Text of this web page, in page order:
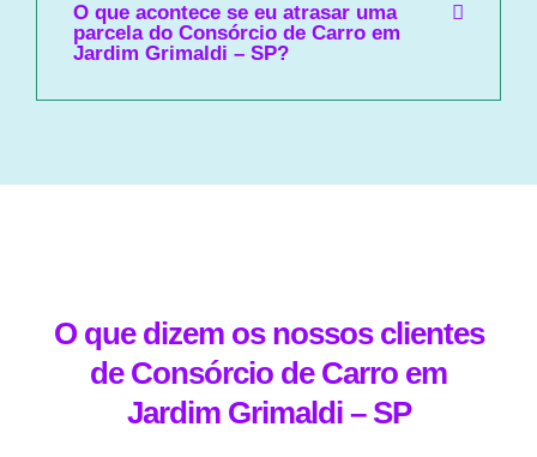
O que acontece se eu atrasar uma
parcela do Consórcio de Carro em
Jardim Grimaldi – SP?
O que dizem os nossos clientes
de Consórcio de Carro em
Jardim Grimaldi – SP